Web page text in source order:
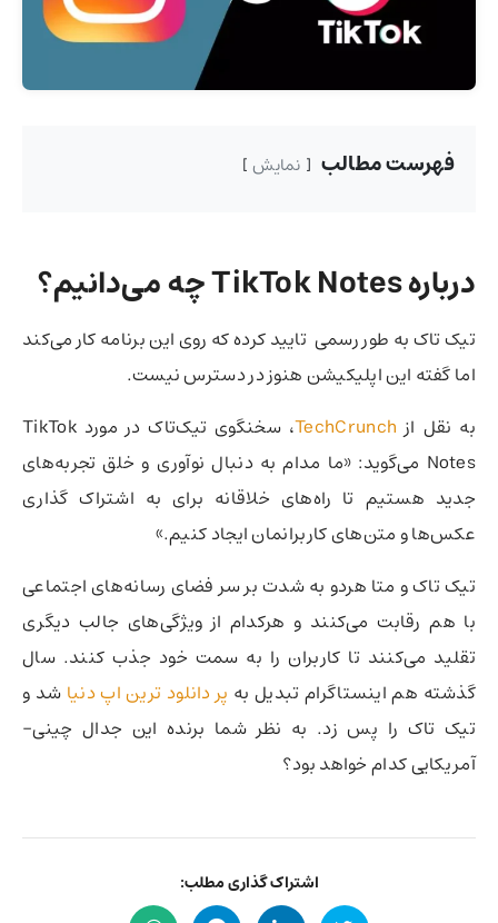
فهرست مطالب نمایش
درباره TikTok Notes چه می‌دانیم؟
تیک تاک به طور رسمی تایید کرده که روی این برنامه کار می‌کند
اما گفته این اپلیکیشن هنوز در دسترس نیست.
به نقل از TechCrunch
، سخنگوی تیک‌تاک در مورد TikTok
Notes می‌گوید: «ما مدام به دنبال نوآوری و خلق تجربه‌های
جدید هستیم تا راه‌های خلاقانه برای به اشتراک گذاری
عکس‌ها و متن‌های کاربرانمان ایجاد کنیم.»
تیک تاک و متا هردو به شدت بر سر فضای رسانه‌های اجتماعی
با هم رقابت می‌کنند و هرکدام از ویژگی‌های جالب دیگری
تقلید می‌کنند تا کاربران را به سمت خود جذب کنند. سال
گذشته هم اینستاگرام تبدیل به پر دانلود ترین اپ دنیا شد و
تیک تاک را پس زد. به نظر شما برنده این جدال چینی-
آمریکایی کدام خواهد بود؟
اشتراک گذاری مطلب: